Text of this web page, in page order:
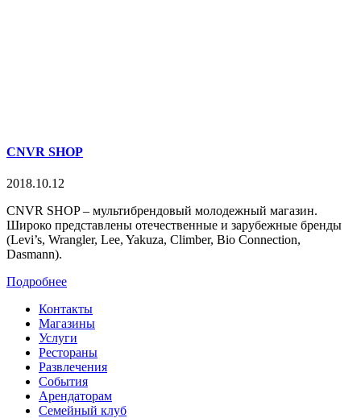
CNVR SHOP
2018.10.12
CNVR SHOP – мультибрендовый молодежный магазин.
Широко представлены отечественные и зарубежные бренды
(Levi’s, Wrangler, Lee, Yakuza, Climber, Bio Connection,
Dasmann).
Подробнее
Контакты
Магазины
Услуги
Рестораны
Развлечения
События
Арендаторам
Семейный клуб